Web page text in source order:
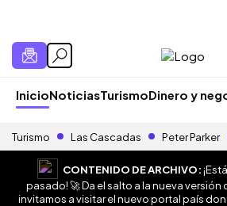
InicioNoticiasTurismoDinero y
Turismo Las Cascadas Peter Parker
CONTENIDO DE ARCHIVO:
pasado! 🚀 Da el salto a la nueva versión
invitamos a visitar el nuevo portal país